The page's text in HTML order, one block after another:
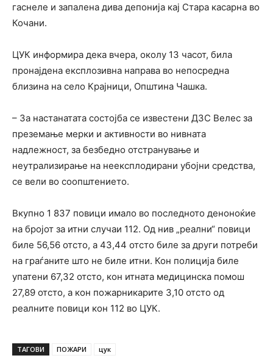
гаснеле и запалена дива депонија кај Стара касарна во
Кочани.
ЦУК информира дека вчера, околу 13 часот, била
пронајдена експлозивна направа во непосредна
близина на село Крајници, Општина Чашка.
– За настанатата состојба се известени ДЗС Велес за
преземање мерки и активности во нивната
надлежност, за безбедно отстранување и
неутрализирање на неексплодирани убојни средства,
се вели во соопштението.
Вкупно 1 837 повици имало во последното деноноќие
на бројот за итни случаи 112. Од нив „реални“ повици
биле 56,56 отсто, а 43,44 отсто биле за други потреби
на граѓаните што не биле итни. Кон полиција биле
упатени 67,32 отсто, кон итната медицинска помош
27,89 отсто, а кон пожарникарите 3,10 отсто од
реалните повици кон 112 во ЦУК.
ТАГОВИ ПОЖАРИ цук